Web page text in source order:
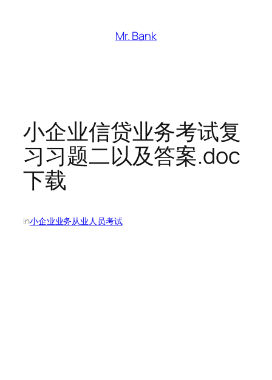
Mr. Bank
小企业信贷业务考试复
习习题二以及答案.doc
下载
in小企业业务从业人员考试